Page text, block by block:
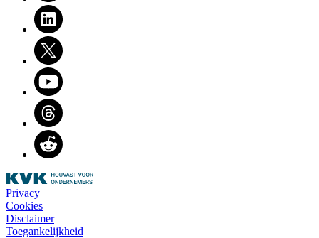
LinkedIn
Twitter
Youtube
Threads
Reddit
Privacy
Cookies
Disclaimer
Toegankelijkheid